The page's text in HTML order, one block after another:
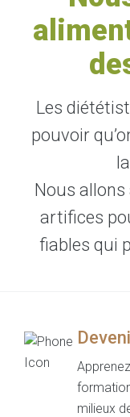
Les
pouvoir
Nous allons
artifices
fiables qui
milieux